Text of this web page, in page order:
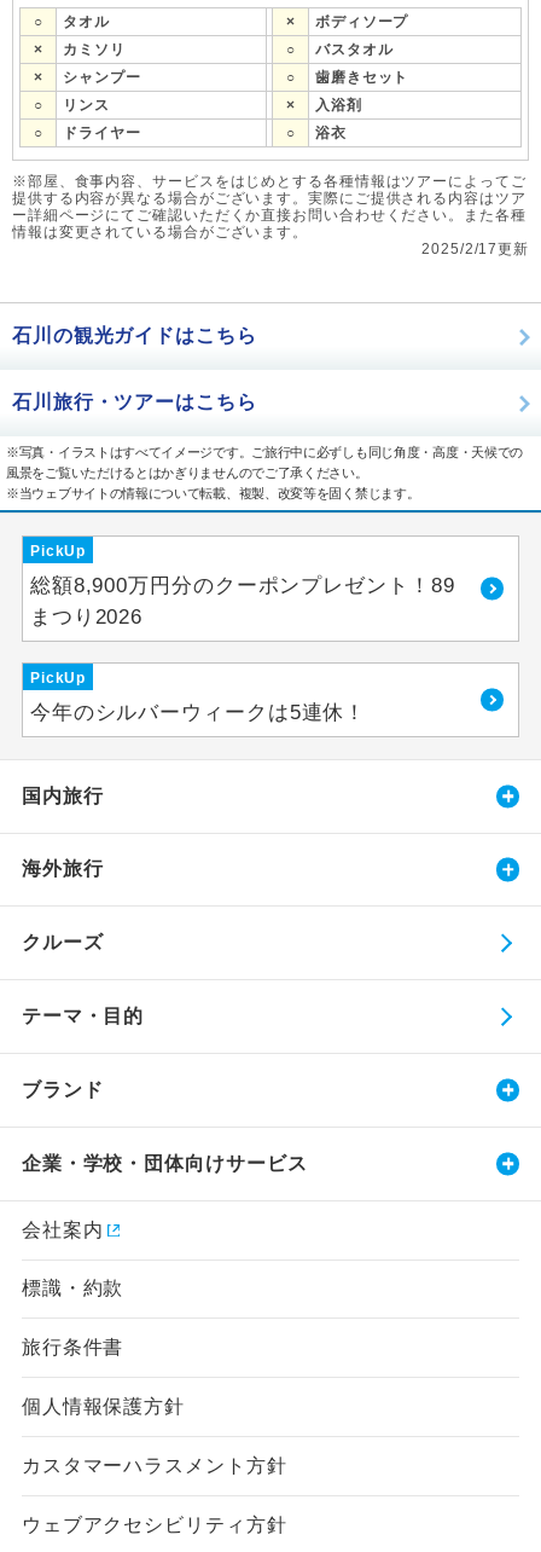
○
タオル ×
ボディソープ
×
カミソリ ○
バスタオル
×
シャンプー ○
歯磨きセット
○
リンス ×
入浴剤
○
ドライヤー ○ 浴衣
※部屋、食事内容、サービスをはじめとする各種情報はツアーによってご
提供する内容が異なる場合がございます。実際にご提供される内容はツア
ー詳細ページにてご確認いただくか直接お問い合わせください。また各種
情報は変更されている場合がございます。
2025/2/17更新
石川の観光ガイドはこちら
石川旅行・ツアーはこちら
※写真・イラストはすべてイメージです。ご旅行中に必ずしも同じ角度・高度・天候での
風景をご覧いただけるとはかぎりませんのでご了承ください。
※当ウェブサイトの情報について転載、複製、改変等を固く禁じます。
PickUp
総額8,900万円分のクーポンプレゼント！89
まつり2026
PickUp
今年のシルバーウィークは5連休！
国内旅行
海外旅行
クルーズ
テーマ・目的
ブランド
企業・学校・団体向けサービス
会社案内
標識・約款
旅行条件書
個人情報保護方針
カスタマーハラスメント方針
ウェブアクセシビリティ方針